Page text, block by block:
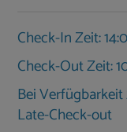
Check-In Zeit:
Check-Out Zeit:
Bei
Late-Check-out